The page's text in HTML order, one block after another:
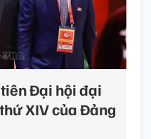
Đại hội đại
XIV của Đảng